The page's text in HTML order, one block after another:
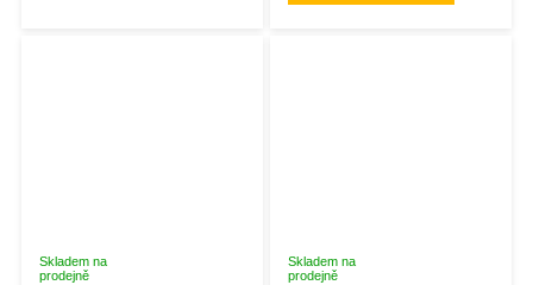
Skladem na
prodejně
Skladem na
prodejně